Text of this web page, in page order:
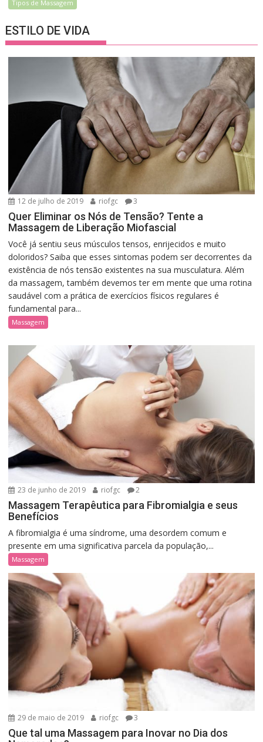
Tipos de Massagem
ESTILO DE VIDA
12 de julho de 2019 riofgc 3
Quer Eliminar os Nós de Tensão? Tente a
Massagem de Liberação Miofascial
Você já sentiu seus músculos tensos, enrijecidos e muito
doloridos? Saiba que esses sintomas podem ser decorrentes da
existência de nós tensão existentes na sua musculatura. Além
da massagem, também devemos ter em mente que uma rotina
saudável com a prática de exercícios físicos regulares é
fundamental para...
Massagem
23 de junho de 2019 riofgc 2
Massagem Terapêutica para Fibromialgia e seus
Benefícios
A fibromialgia é uma síndrome, uma desordem comum e
presente em uma significativa parcela da população,...
Massagem
29 de maio de 2019 riofgc 3
Que tal uma Massagem para Inovar no Dia dos